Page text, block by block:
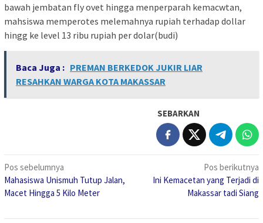
bawah jembatan fly ovet hingga menperparah kemacwtan,
mahsiswa memperotes melemahnya rupiah terhadap dollar
hingg ke level 13 ribu rupiah per dolar(budi)
Baca Juga : PREMAN BERKEDOK JUKIR LIAR
RESAHKAN WARGA KOTA MAKASSAR
SEBARKAN
Navigasi
pos
Pos sebelumnya
Mahasiswa Unismuh Tutup Jalan,
Macet Hingga 5 Kilo Meter
Pos berikutnya
Ini Kemacetan yang Terjadi di
Makassar tadi Siang